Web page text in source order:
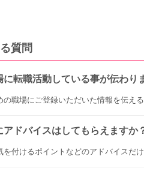
質問
に転職活動している事が伝わり
の職場にご登録いただいた情報を伝え
アドバイスはしてもらえますか
を付けるポイントなどのアドバイスだ